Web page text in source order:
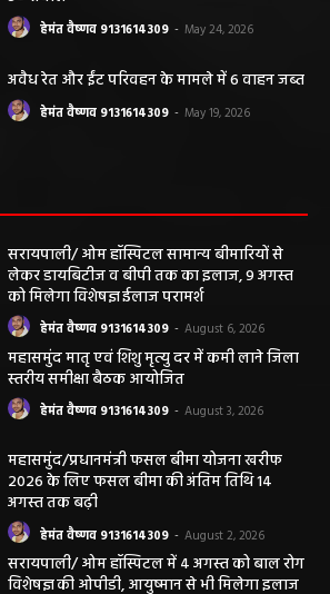
हेमंत वैष्णव 9131614309 - May 24, 2026
अवैध रेत और ईंट परिवहन के मामले में 6 वाहन जब्त
हेमंत वैष्णव 9131614309 - May 19, 2026
सरायपाली/ ओम हॉस्पिटल सामान्य बीमारियों से
लेकर डायबिटीज व बीपी तक का इलाज, 9 अगस्त
को मिलेगा विशेषज्ञ ईलाज परामर्श
हेमंत वैष्णव 9131614309 - August 6, 2026
महासमुंद मातृ एवं शिशु मृत्यु दर में कमी लाने जिला
स्तरीय समीक्षा बैठक आयोजित
हेमंत वैष्णव 9131614309 - August 3, 2026
महासमुंद/प्रधानमंत्री फसल बीमा योजना खरीफ
2026 के लिए फसल बीमा की अंतिम तिथि 14
अगस्त तक बढ़ी
हेमंत वैष्णव 9131614309 - August 2, 2026
सरायपाली/ ओम हॉस्पिटल में 4 अगस्त को बाल रोग
विशेषज्ञ की ओपीडी, आयुष्मान से भी मिलेगा इलाज